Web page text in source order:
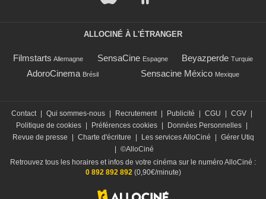
ALLOCINÉ À L'ÉTRANGER
Filmstarts Allemagne SensaCine Espagne Beyazperde Turquie
AdoroCinema Brésil Sensacine México Mexique
Contact | Qui sommes-nous | Recrutement | Publicité | CGU | CGV |
Politique de cookies | Préférences cookies | Données Personnelles |
Revue de presse
| Charte d'écriture | Les services AlloCiné | Gérer Utiq
| ©AlloCiné
Retrouvez tous les horaires et infos de votre cinéma sur le numéro AlloCiné :
0 892 892 892(0,90€/minute)